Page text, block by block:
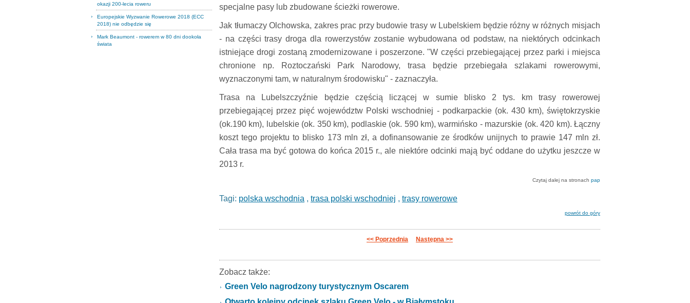
okazji 200-lecia roweru
Europejskie Wyzwanie Rowerowe 2018 (ECC
2018) nie odbędzie się
Mark Beaumont - rowerem w 80 dni dookoła
świata
specjalne pasy lub zbudowane ścieżki rowerowe.
Jak tłumaczy Olchowska, zakres prac przy budowie trasy w Lubelskiem będzie różny w różnych misjach
- na części trasy droga dla rowerzystów zostanie wybudowana od podstaw, na niektórych odcinkach
istniejące drogi zostaną zmodernizowane i poszerzone. "W części przebiegającej przez parki i miejsca
chronione np. Roztoczański Park Narodowy, trasa będzie przebiegała szlakami rowerowymi,
wyznaczonymi tam, w naturalnym środowisku" - zaznaczyła.
Trasa na Lubelszczyźnie będzie częścią liczącej w sumie blisko 2 tys. km trasy rowerowej
przebiegającej przez pięć województw Polski wschodniej - podkarpackie (ok. 430 km), świętokrzyskie
(ok.190 km), lubelskie (ok. 350 km), podlaskie (ok. 590 km), warmińsko - mazurskie (ok. 420 km). Łączny
koszt tego projektu to blisko 173 mln zł, a dofinansowanie ze środków unijnych to prawie 147 mln zł.
Cała trasa ma być gotowa do końca 2015 r., ale niektóre odcinki mają być oddane do użytku jeszcze w
2013 r.
Czytaj dalej na stronach pap
Tagi: polska wschodnia , trasa polski wschodniej , trasy rowerowe
powrót do góry
<< Poprzednia Następna >>
Zobacz także:
Green Velo nagrodzony turystycznym Oscarem